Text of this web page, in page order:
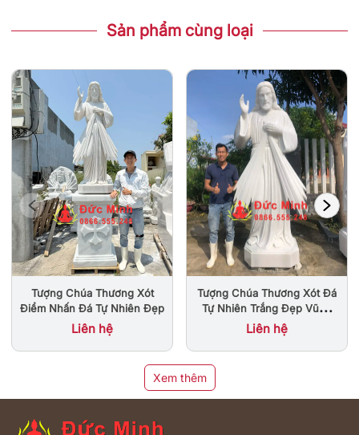
Sản phẩm cùng loại
Tượng Chúa Thương Xót
Điểm Nhấn Đá Tự Nhiên Đẹp
Liên hệ
Tượng Chúa Thương Xót Đá
Tự Nhiên Trắng Đẹp Vũng
Tàu
Liên hệ
Xem thêm